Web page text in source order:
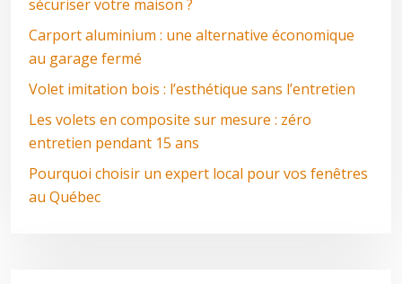
sécuriser votre maison ?
Carport aluminium : une alternative économique
au garage fermé
Volet imitation bois : l’esthétique sans l’entretien
Les volets en composite sur mesure : zéro
entretien pendant 15 ans
Pourquoi choisir un expert local pour vos fenêtres
au Québec